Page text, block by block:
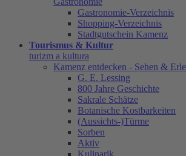
Gastronomie-Verzeichnis
Shopping-Verzeichnis
Stadtgutschein Kamenz
Tourismus & Kultur
turizm a kultura
Kamenz entdecken - Sehen &
G. E. Lessing
800 Jahre Geschichte
Sakrale Schätze
Botanische Kostbarkeiten
(Aussichts-)Türme
Sorben
Aktiv
Kulinarik